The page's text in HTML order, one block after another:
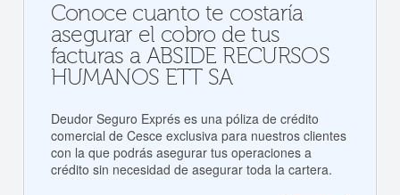
Conoce cuanto te costaría
asegurar el cobro de tus
facturas a ABSIDE RECURSOS
HUMANOS ETT SA
Deudor Seguro Exprés es una póliza de crédito
comercial de Cesce exclusiva para nuestros clientes
con la que podrás asegurar tus operaciones a
crédito sin necesidad de asegurar toda la cartera.